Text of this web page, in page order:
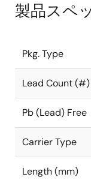
製品スペ
Pkg. Type
Lead Count (#)
Pb (Lead) Free
Carrier Type
Length (mm)